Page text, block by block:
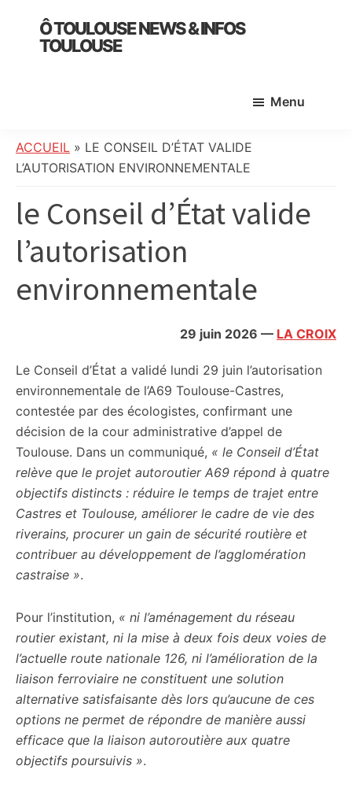
primary
Ô TOULOUSE NEWS & INFOS
TOULOUSE
:
info
société,
culture,
politique,
faits
citoyennes
Menu
ACCUEIL » LE CONSEIL D’ÉTAT VALIDE
L’AUTORISATION ENVIRONNEMENTALE
le Conseil d’État valide
l’autorisation
environnementale
29 juin 2026 — LA CROIX
Le Conseil d’État a validé lundi 29 juin l’autorisation
environnementale de l’A69 Toulouse-Castres,
contestée par des écologistes, confirmant une
décision de la cour administrative d’appel de
Toulouse. Dans un communiqué, « le Conseil d’État
relève que le projet autoroutier A69 répond à quatre
objectifs distincts : réduire le temps de trajet entre
Castres et Toulouse, améliorer le cadre de vie des
riverains, procurer un gain de sécurité routière et
contribuer au développement de l’agglomération
castraise ».
Pour l’institution, « ni l’aménagement du réseau
routier existant, ni la mise à deux fois deux voies de
l’actuelle route nationale 126, ni l’amélioration de la
liaison ferroviaire ne constituent une solution
alternative satisfaisante dès lors qu’aucune de ces
options ne permet de répondre de manière aussi
efficace que la liaison autoroutière aux quatre
objectifs poursuivis ».